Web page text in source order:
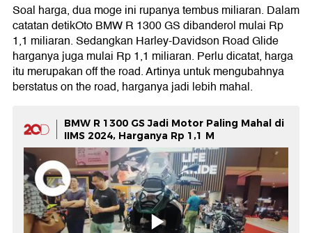
Soal harga, dua moge ini rupanya tembus miliaran. Dalam
catatan detikOto BMW R 1300 GS dibanderol mulai Rp
1,1 miliaran. Sedangkan Harley-Davidson Road Glide
harganya juga mulai Rp 1,1 miliaran. Perlu dicatat, harga
itu merupakan off the road. Artinya untuk mengubahnya
berstatus on the road, harganya jadi lebih mahal.
BMW R 1300 GS Jadi Motor Paling Mahal di
IIMS 2024, Harganya Rp 1,1 M